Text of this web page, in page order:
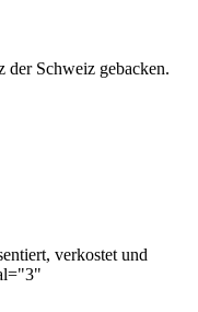
Schweiz gebacken.
verkostet und